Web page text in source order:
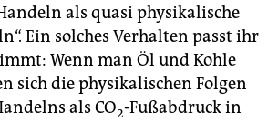
als quasi physikalische
Ein solches Verhalten passt ihr
Wenn man Öl und Kohle
sich die physikalischen Folgen
als CO2-Fußabdruck in